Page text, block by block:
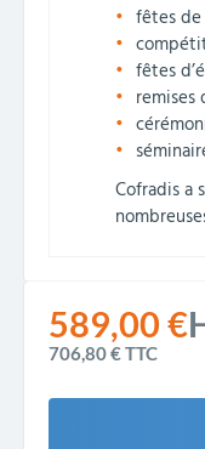
589,00 €
706,80 €TTC
fêtes
fêtes
remises
Cofradis a